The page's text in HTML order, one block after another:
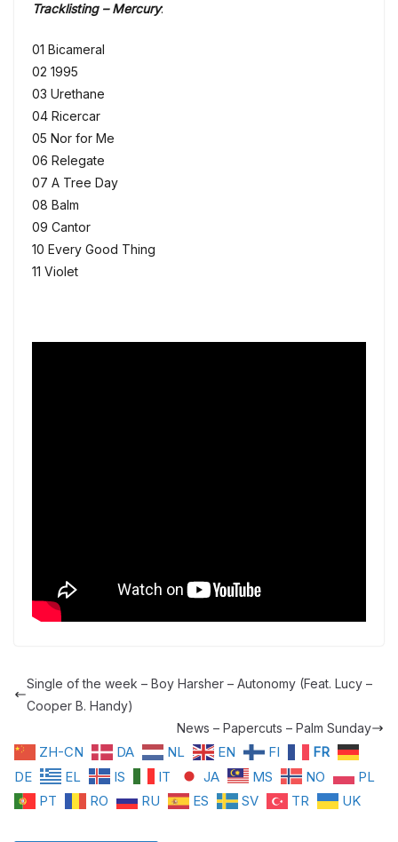
Tracklisting – Mercury:
01 Bicameral
02 1995
03 Urethane
04 Ricercar
05 Nor for Me
06 Relegate
07 A Tree Day
08 Balm
09 Cantor
10 Every Good Thing
11 Violet
Single of the week – Boy Harsher – Autonomy (Feat. Lucy –
Cooper B. Handy)
News – Papercuts – Palm Sunday
ZH-CN DA NL EN FI
FR
DE
EL IS IT JA MS NO
PL
PT
RO RU ES SV TR UK